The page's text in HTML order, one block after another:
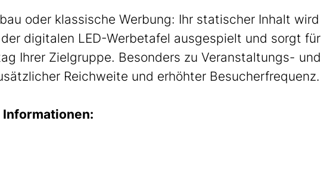
oder klassische Werbung: Ihr statischer Inhalt wird
digitalen LED-Werbetafel ausgespielt und sorgt für
Ihrer Zielgruppe. Besonders zu Veranstaltungs- und
Reichweite und erhöhter Besucherfrequenz.